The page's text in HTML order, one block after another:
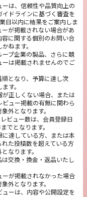
は、信頼性や品質向上の
ドラインに基づく審査を
日以内に結果をご案内しま
が掲載されない場合があ
容に関する個別のお問い合
ねます。
プ企業の製品、さらに競
ーは掲載されませんのでご
となり、予算に達し次
す。
正しくない場合、または
ュー掲載の有無に関わら
外となります。
ビュー数は、会員登録日
でとなります。
達している方、または本
た投稿数を超えている方
なります。
交換・換金・返品いたし
が掲載されなかった場合
外となります。
ーは、内容や公開設定を